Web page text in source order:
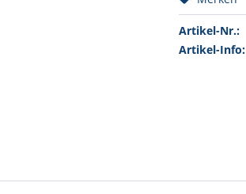
Artikel-Nr.:
Artikel-Info: